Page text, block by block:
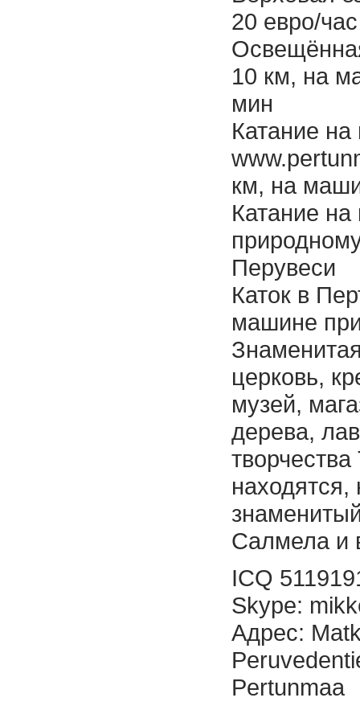
20 евро/час
10 км, на
мин
Катание на
км, на
Катание на
Перувеси
Каток в
машине
церковь,
музей,
дерева,
Салмела и
ICQ
Skype:
Адрес:
Pertunmaa